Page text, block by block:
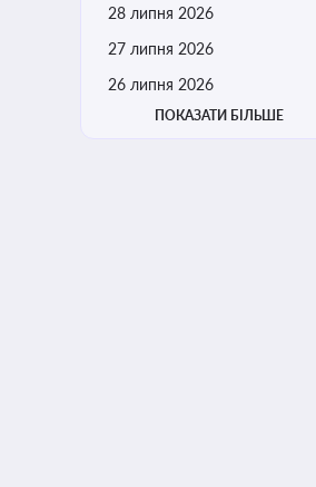
28 липня 2026
27 липня 2026
26 липня 2026
ПОКАЗАТИ БІЛЬШЕ